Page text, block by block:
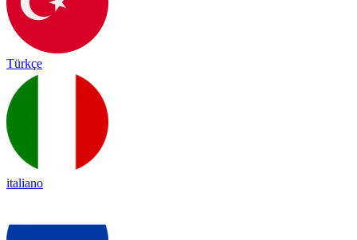
Türkçe
italiano